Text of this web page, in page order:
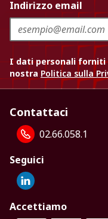
Indirizzo email
I dati personali
nostra Politica sulla
Contattaci
02.66.058.1
Seguici
Accettiamo